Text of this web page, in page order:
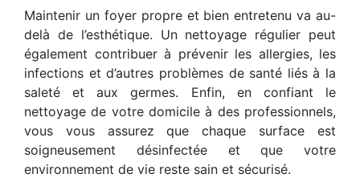
Maintenir un foyer propre et bien entretenu va au-
delà de l’esthétique. Un nettoyage régulier peut
également contribuer à prévenir les allergies, les
infections et d’autres problèmes de santé liés à la
saleté et aux germes. Enfin, en confiant le
nettoyage de votre domicile à des professionnels,
vous vous assurez que chaque surface est
soigneusement désinfectée et que votre
environnement de vie reste sain et sécurisé.